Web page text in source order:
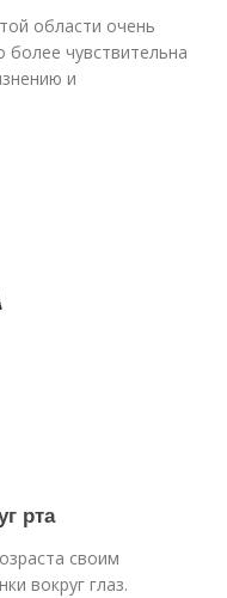
области очень
более чувствительна
и
рта
своим
вокруг глаз.